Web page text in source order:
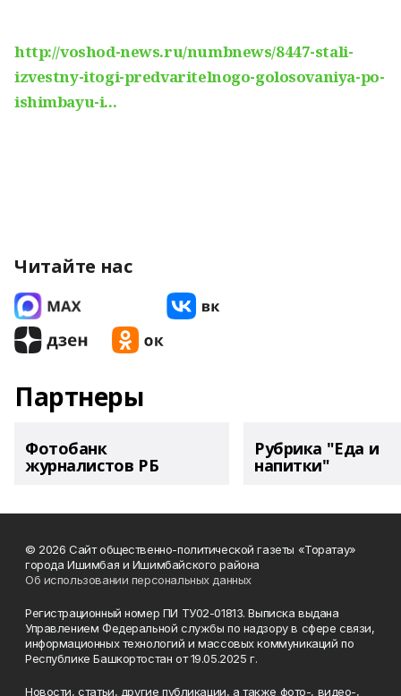
http://voshod-news.ru/numbnews/8447-stali-
izvestny-itogi-predvaritelnogo-golosovaniya-po-
ishimbayu-i...
Читайте нас
Партнеры
Фотобанк
журналистов РБ
Рубрика "Еда и
напитки"
© 2026 Сайт общественно-политической газеты «Торатау»
города Ишимбая и Ишимбайского района
Об использовании персональных данных
Регистрационный номер ПИ ТУ02-01813. Выписка выдана
Управлением Федеральной службы по надзору в сфере связи,
информационных технологий и массовых коммуникаций по
Республике Башкортостан от 19.05.2025 г.
Новости, статьи, другие публикации, а также фото-, видео-,